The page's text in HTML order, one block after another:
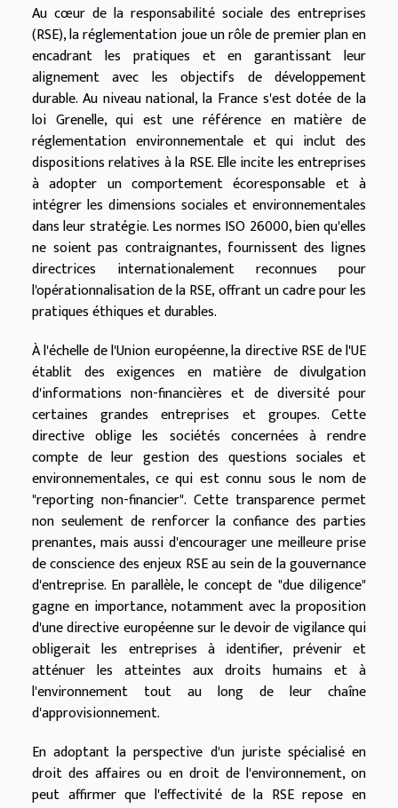
Au cœur de la responsabilité sociale des entreprises
(RSE), la réglementation joue un rôle de premier plan en
encadrant les pratiques et en garantissant leur
alignement avec les objectifs de développement
durable. Au niveau national, la France s'est dotée de la
loi Grenelle, qui est une référence en matière de
réglementation environnementale et qui inclut des
dispositions relatives à la RSE. Elle incite les entreprises
à adopter un comportement écoresponsable et à
intégrer les dimensions sociales et environnementales
dans leur stratégie. Les normes ISO 26000, bien qu'elles
ne soient pas contraignantes, fournissent des lignes
directrices internationalement reconnues pour
l'opérationnalisation de la RSE, offrant un cadre pour les
pratiques éthiques et durables.
À l'échelle de l'Union européenne, la directive RSE de l'UE
établit des exigences en matière de divulgation
d'informations non-financières et de diversité pour
certaines grandes entreprises et groupes. Cette
directive oblige les sociétés concernées à rendre
compte de leur gestion des questions sociales et
environnementales, ce qui est connu sous le nom de
"reporting non-financier". Cette transparence permet
non seulement de renforcer la confiance des parties
prenantes, mais aussi d'encourager une meilleure prise
de conscience des enjeux RSE au sein de la gouvernance
d'entreprise. En parallèle, le concept de "due diligence"
gagne en importance, notamment avec la proposition
d'une directive européenne sur le devoir de vigilance qui
obligerait les entreprises à identifier, prévenir et
atténuer les atteintes aux droits humains et à
l'environnement tout au long de leur chaîne
d'approvisionnement.
En adoptant la perspective d'un juriste spécialisé en
droit des affaires ou en droit de l'environnement, on
peut affirmer que l'effectivité de la RSE repose en